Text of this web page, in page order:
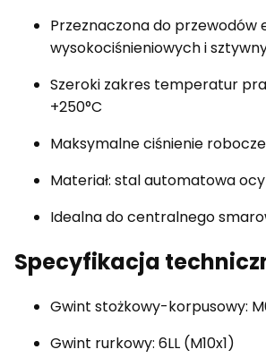
Przeznaczona do przewodów
wysokociśnieniowych i
Szeroki zakres temperatur
+250°C
Maksymalne ciśnienie
Materiał: stal automatowa
Idealna do centralnego
Specyfikacja
Gwint stożkowy-korpusowy:
Gwint rurkowy: 6LL (M10x1)